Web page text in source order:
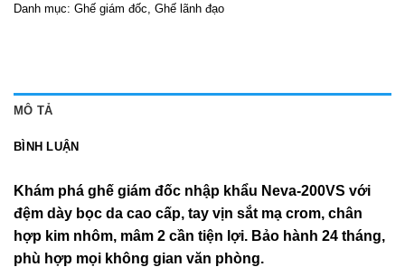
Danh mục: Ghế giám đốc Ghế lãnh đạo
MÔ TẢ
BÌNH LUẬN
Khám phá ghế giám đốc nhập khẩu Neva-200VS với
đệm dày bọc da cao cấp, tay vịn sắt mạ crom, chân
hợp kim nhôm, mâm 2 cần tiện lợi. Bảo hành 24 tháng,
phù hợp mọi không gian văn phòng.